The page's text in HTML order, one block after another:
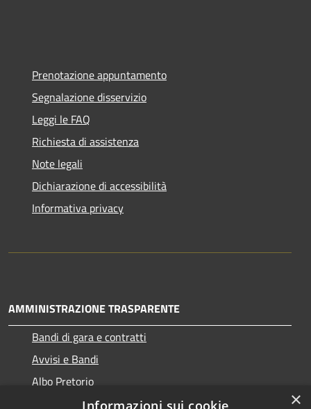
Prenotazione appuntamento
Segnalazione disservizio
Leggi le FAQ
Richiesta di assistenza
Note legali
Dichiarazione di accessibilità
Informativa privacy
AMMINISTRAZIONE TRASPARENTE
Bandi di gara e contratti
Avvisi e Bandi
Albo Pretorio
×
Informazioni sui cookie